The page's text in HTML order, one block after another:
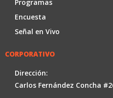
Programas
Encuesta
Señal en Vivo
CORPORATIVO
Dirección:
Carlos Fernández Concha